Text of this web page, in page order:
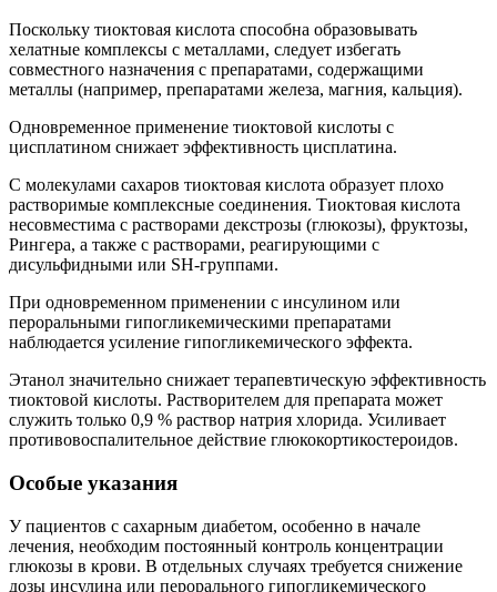
Поскольку тиоктовая кислота способна образовывать
хелатные комплексы с металлами, следует избегать
совместного назначения с препаратами, содержащими
металлы (например, препаратами железа, магния, кальция).
Одновременное применение тиоктовой кислоты с
цисплатином снижает эффективность цисплатина.
С молекулами сахаров тиоктовая кислота образует плохо
растворимые комплексные соединения. Тиоктовая кислота
несовместима с растворами декстрозы (глюкозы), фруктозы,
Рингера, а также с растворами, реагирующими с
дисульфидными или SH-группами.
При одновременном применении с инсулином или
пероральными гипогликемическими препаратами
наблюдается усиление гипогликемического эффекта.
Этанол значительно снижает терапевтическую эффективность
тиоктовой кислоты. Растворителем для препарата может
служить только 0,9 % раствор натрия хлорида. Усиливает
противовоспалительное действие глюкокортикостероидов.
Особые указания
У пациентов с сахарным диабетом, особенно в начале
лечения, необходим постоянный контроль концентрации
глюкозы в крови. В отдельных случаях требуется снижение
дозы инсулина или перорального гипогликемического